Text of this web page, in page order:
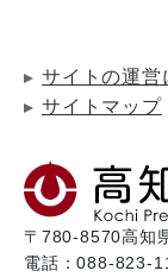
サイトの運営
サイトマップ
〒780-8570高知
電話：088-823-